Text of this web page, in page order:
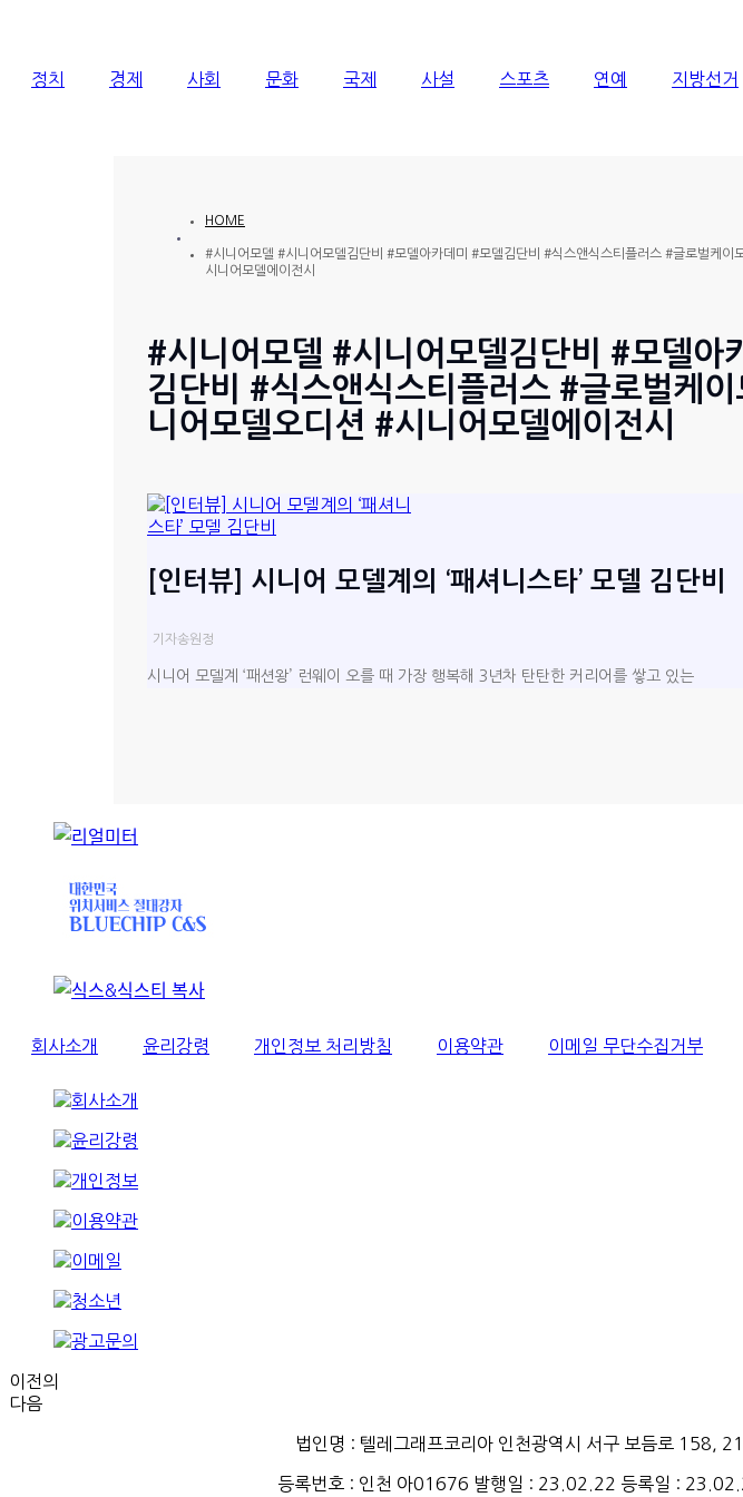
정치 경제 사회 문화 국제 사설 스포츠 연예 지방선거
HOME
#시니어모델 #시니어모델김단비 #모델아카데미 #모델김단비 #식스앤식스티플러스 #글로벌케이
시니어모델에이전시
#시니어모델 #시니어모델김단비 #모델아
김단비 #식스앤식스티플러스 #글로벌케이
니어모델오디션 #시니어모델에이전시
[인터뷰] 시니어 모델계의 ‘패셔니스타’ 모델 김단비
기자송원정
시니어 모델계 ‘패션왕’ 런웨이 오를 때 가장 행복해 3년차 탄탄한 커리어를 쌓고 있는
회사소개 윤리강령 개인정보 처리방침 이용약관 이메일 무단수집거부
이전의
다음
법인명 : 텔레그래프코리아 인천광역시 서구 보듬로
등록번호 : 인천 아01676 발행일 : 23.02.22 등록일 :